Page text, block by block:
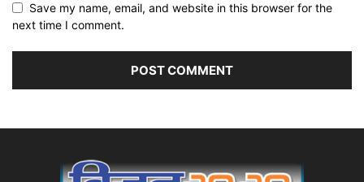
Save my name, email, and website in this browser for the
next time I comment.